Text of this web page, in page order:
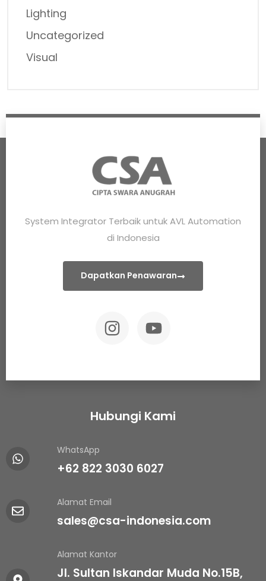
Lighting
Uncategorized
Visual
System Integrator Terbaik untuk AVL Automation
di Indonesia
Dapatkan Penawaran
Hubungi Kami
WhatsApp
+62 822 3030 6027
Alamat Email
sales@csa-indonesia.com
Alamat Kantor
Jl. Sultan Iskandar Muda No.15B,